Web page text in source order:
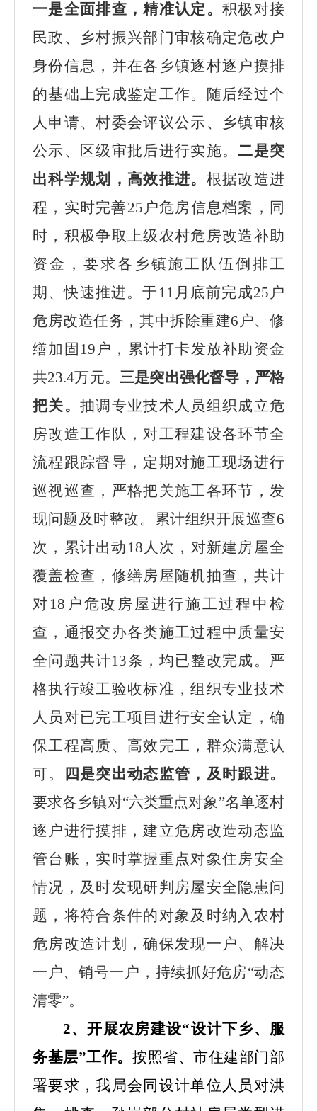
一是全面排查，精准认定。积极对接
民政、乡村振兴部门审核确定危改户
身份信息，并在各乡镇逐村逐户摸排
的基础上完成鉴定工作。随后经过个
人申请、村委会评议公示、乡镇审核
公示、区级审批后进行实施。二是突
出科学规划，高效推进。 根据改造进
程，实时完善25户危房信息档案，同
时，积极争取上级农村危房改造补助
资金，要求各乡镇施工队伍倒排工
期、快速推进。于11月底前完成25户
危房改造任务，其中拆除重建6户、修
缮加固19户，累计打卡发放补助资金
共23.4万元。 三是突出强化督导，严格
把关。 抽调专业技术人员组织成立危
房改造工作队，对工程建设各环节全
流程跟踪督导，定期对施工现场进行
巡视巡查，严格把关施工各环节，发
现问题及时整改。累计组织开展巡查6
次，累计出动18人次，对新建房屋全
覆盖检查，修缮房屋随机抽查，共计
对18户危改房屋进行施工过程中检
查，通报交办各类施工过程中质量安
全问题共计13条，均已整改完成。严
格执行竣工验收标准，组织专业技术
人员对已完工项目进行安全认定，确
保工程高质、高效完工，群众满意认
可。
四是突出动态监管，及时跟进。
要求各乡镇对“六类重点对象”名单逐村
逐户进行摸排，建立危房改造动态监
管台账，实时掌握重点对象住房安全
情况，及时发现研判房屋安全隐患问
题，将符合条件的对象及时纳入农村
危房改造计划，确保发现一户、解决
一户、销号一户，持续抓好危房“动态
清零”。
2、开展农房建设“设计下乡、服
务基层”工作。 按照省、市住建部门部
署要求，我局会同设计单位人员对洪